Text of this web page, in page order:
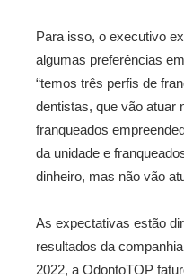
Para isso, o executivo
algumas preferências
“temos três perfis de
dentistas, que vão atuar
franqueados
da unidade e
dinheiro, mas não vão
As expectativas estão
resultados da
2022, a OdontoTOP